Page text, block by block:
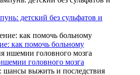
детский без сульфатов и
как помочь больному
головного мозга